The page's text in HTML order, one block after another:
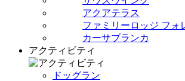
アクアテラス
ファミリーロッジ フォ
カーサブランカ
アクティビティ
ドッグラン